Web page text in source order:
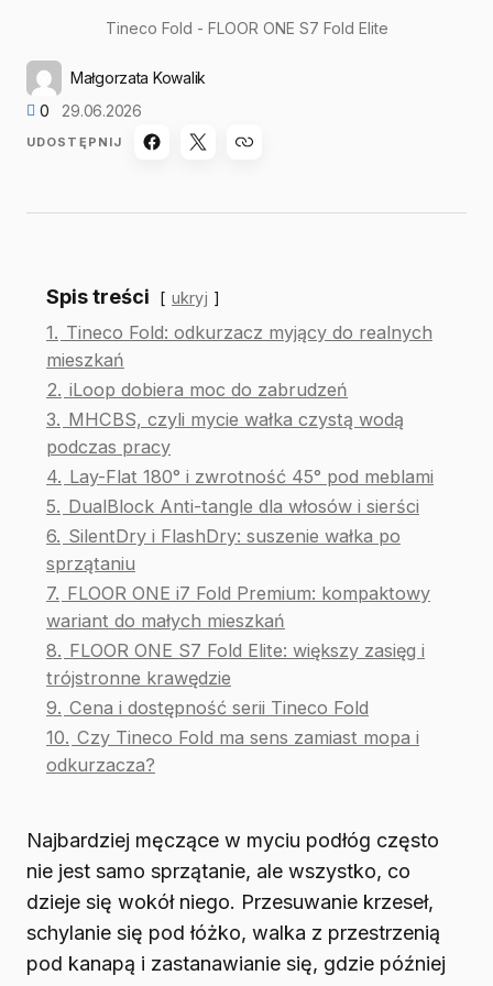
Tineco Fold - FLOOR ONE S7 Fold Elite
Małgorzata Kowalik
0
29.06.2026
UDOSTĘPNIJ
Spis treści ukryj
1. Tineco Fold: odkurzacz myjący do realnych
mieszkań
2. iLoop dobiera moc do zabrudzeń
3. MHCBS, czyli mycie wałka czystą wodą
podczas pracy
4. Lay-Flat 180° i zwrotność 45° pod meblami
5. DualBlock Anti-tangle dla włosów i sierści
6. SilentDry i FlashDry: suszenie wałka po
sprzątaniu
7. FLOOR ONE i7 Fold Premium: kompaktowy
wariant do małych mieszkań
8. FLOOR ONE S7 Fold Elite: większy zasięg i
trójstronne krawędzie
9. Cena i dostępność serii Tineco Fold
10. Czy Tineco Fold ma sens zamiast mopa i
odkurzacza?
Najbardziej męczące w myciu podłóg często
nie jest samo sprzątanie, ale wszystko, co
dzieje się wokół niego. Przesuwanie krzeseł,
schylanie się pod łóżko, walka z przestrzenią
pod kanapą i zastanawianie się, gdzie później